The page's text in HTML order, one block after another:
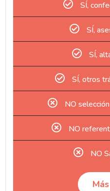
SÍ,
SÍ,
SÍ,
SÍ, otros
NO
NO
NO